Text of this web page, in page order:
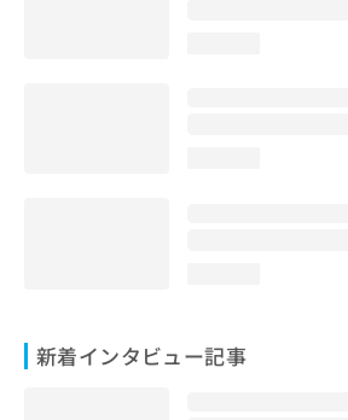
新着インタビュー記事